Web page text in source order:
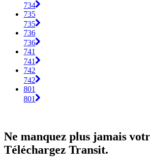
734
735
735
736
736
741
741
742
742
801
801
Ne manquez plus jamais
Téléchargez Transit.